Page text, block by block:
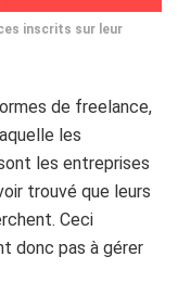
inscrits sur leur
de freelance,
les
les entreprises
trouvé que leurs
Ceci
donc pas à gérer